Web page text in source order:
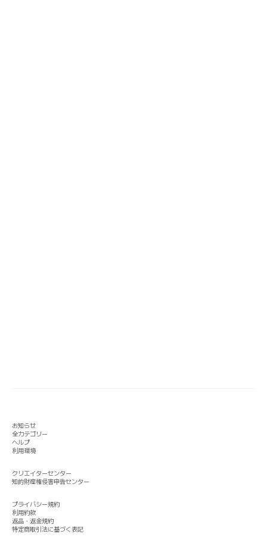
お知らせ
全カテゴリー
ヘルプ
利用環境
クリエイターセンター
知的財産権侵害申告センター
プライバシー規約
利用約款
返品・返金規約
特定商取引法に基づく表記